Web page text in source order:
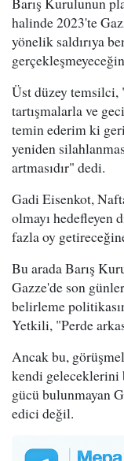
halinde 2023'te
yönelik saldırıya
Üst düzey temsilci,
tartışmalarla ve
temin ederim ki
yeniden
artmasıdır" dedi.
Gadi Eisenkot,
olmayı hedefleyen
fazla oy
Bu arada Barış
Gazze'de son
belirleme
Yetkili, "Perde
Ancak bu,
kendi geleceklerini
gücü bulunmayan
edici değil.